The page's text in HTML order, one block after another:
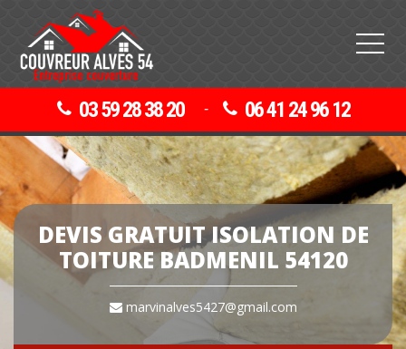
03 59 28 38 20 - 06 41 24 96 12
DEVIS GRATUIT ISOLATION DE
TOITURE BADMENIL 54120
marvinalves5427@gmail.com